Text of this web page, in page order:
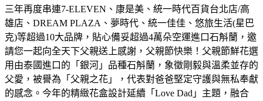
三年再度串連7-ELEVEN、康是美、統一時代百貨台北店/高
雄店、DREAM PLAZA、夢時代、統一佳佳、悠旅生活(星巴
克)等超過10大品牌，貼心備妥超過4萬朵空運進口石斛蘭，邀
請您一起向全天下父親送上感謝，父親節快樂！父親節鮮花選
用由泰國進口的「銀河」品種石斛蘭，象徵剛毅與溫柔並存的
父愛，被譽為「父親之花」，代表對爸爸堅定守護與無私奉獻
的感念。今年的精緻花盒設計延續「Love Dad」主題，融合